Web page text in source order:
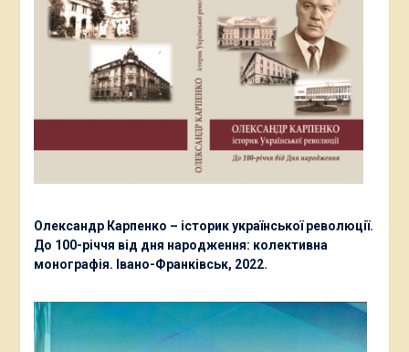
Олександр Карпенко – історик української революції.
До 100-річчя від дня народження: колективна
монографія. Івано-Франківськ, 2022.